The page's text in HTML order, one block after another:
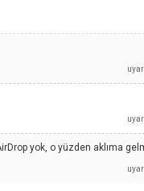
yok, o yüzden aklıma